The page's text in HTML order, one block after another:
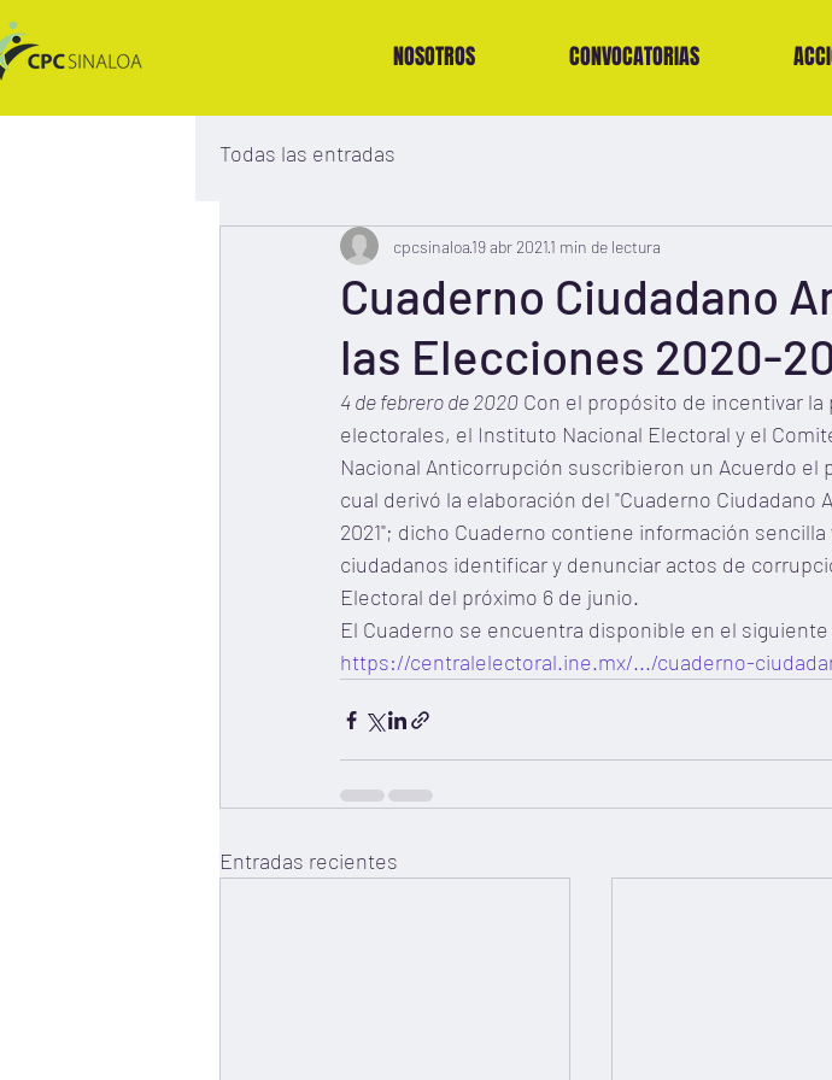
NOSOTROS CONVOCATORIAS
Todas las entradas
Cuaderno Ciudadano
las Elecciones 2020-
cpcsinaloa19 abr 20211 min de lectura
4 de febrero de 2020 Con el propósito de incentivar
electorales, el Instituto Nacional Electoral y el
Nacional Anticorrupción suscribieron un Acuerdo el
cual derivó la elaboración del "Cuaderno
2021"; dicho Cuaderno contiene información
ciudadanos identificar y denunciar actos de
Electoral del próximo 6 de junio.
El Cuaderno se encuentra disponible en el
https://centralelectoral.ine.mx/.../cuaderno-
Entradas recientes